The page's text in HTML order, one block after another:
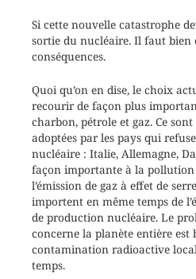
Si cette nouvelle catastrophe
sortie du nucléaire. Il faut bien
conséquences.
Quoi qu’on en dise, le choix
recourir de façon plus
charbon, pétrole et gaz. Ce
adoptées par les pays qui
nucléaire : Italie, Allemagne,
façon importante à la
l’émission de gaz à effet de
importent en même temps de
de production nucléaire. Le
concerne la planète entière est
contamination radioactive
temps.